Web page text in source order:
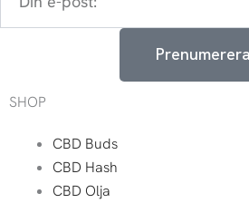
Prenumerera
SHOP
CBD Buds
CBD Hash
CBD Olja